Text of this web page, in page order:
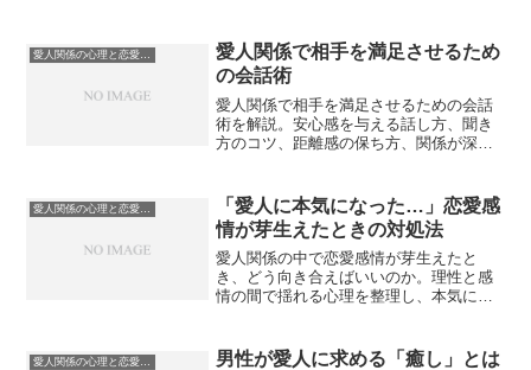
愛人関係の心理と恋愛感情
愛人関係で相手を満足させるため
の会話術
愛人関係で相手を満足させるための会話
術を解説。安心感を与える話し方、聞き
方のコツ、距離感の保ち方、関係が深ま
「愛人に本気になった…」恋愛感
情が芽生えたときの対処法
愛人関係の中で恋愛感情が芽生えたと
き、どう向き合えばいいのか。理性と感
情の間で揺れる心理を整理し、本気にな
愛人関係の心理と恋愛感情
男性が愛人に求める「癒し」とは